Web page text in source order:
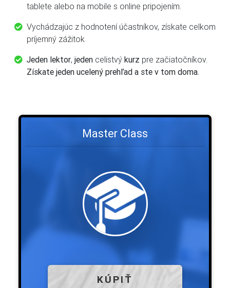
tablete alebo na mobile s online pripojením.
Vychádzajúc z hodnotení účastníkov, získate celkom
príjemný zážitok
Jeden lektor, jeden celistvý kurz pre začiatočníkov.
Získate jeden ucelený prehľad a ste v tom doma.
Master Class
KÚPIŤ